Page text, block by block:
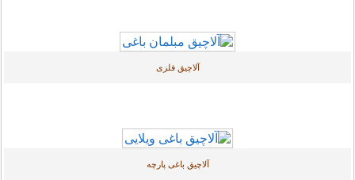
آلاچیق فلزی
آلاچیق باغی پارچه